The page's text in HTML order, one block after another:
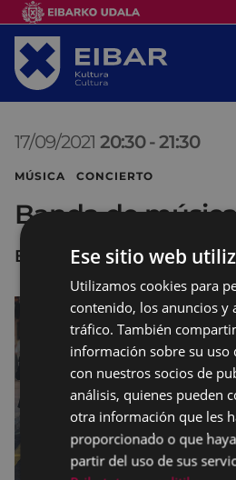
17/09/2021 20:30 -21:30
MÚSICA CONCIERTO
Banda de
Errebal PlaziaEse sitio web
Utilizamos cookies para
contenido, los anuncios y
tráfico. También
información sobre su uso
con nuestros socios de
análisis, quienes pueden
otra información que les
proporcionado o que
partir del uso de sus